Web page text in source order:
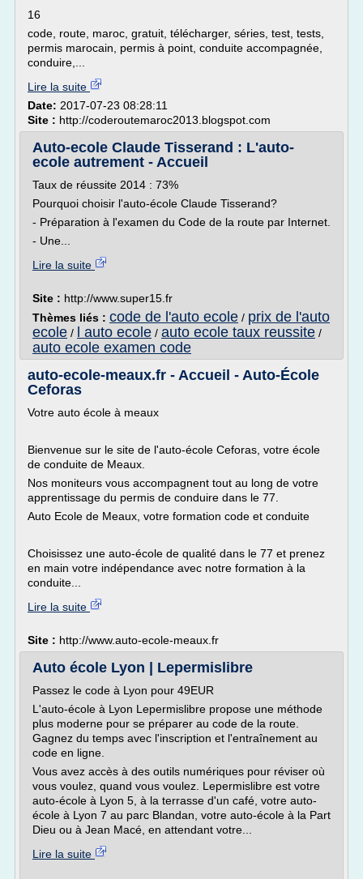
16
code, route, maroc, gratuit, télécharger, séries, test, tests,
permis marocain, permis à point, conduite accompagnée,
conduire,...
Lire la suite
Date: 2017-07-23 08:28:11
Site : http://coderoutemaroc2013.blogspot.com
Auto-ecole Claude Tisserand : L'auto-
ecole autrement - Accueil
Taux de réussite 2014 : 73%
Pourquoi choisir l'auto-école Claude Tisserand?
- Préparation à l'examen du Code de la route par Internet.
- Une...
Lire la suite
Site : http://www.super15.fr
Thèmes liés : code de l'auto ecole / prix de l'auto
ecole / l auto ecole / auto ecole taux reussite /
auto ecole examen code
auto-ecole-meaux.fr - Accueil - Auto-École
Ceforas
Votre auto école à meaux
Bienvenue sur le site de l'auto-école Ceforas, votre école
de conduite de Meaux.
Nos moniteurs vous accompagnent tout au long de votre
apprentissage du permis de conduire dans le 77.
Auto Ecole de Meaux, votre formation code et conduite
Choisissez une auto-école de qualité dans le 77 et prenez
en main votre indépendance avec notre formation à la
conduite...
Lire la suite
Site : http://www.auto-ecole-meaux.fr
Auto école Lyon | Lepermislibre
Passez le code à Lyon pour 49EUR
L'auto-école à Lyon Lepermislibre propose une méthode
plus moderne pour se préparer au code de la route.
Gagnez du temps avec l'inscription et l'entraînement au
code en ligne.
Vous avez accès à des outils numériques pour réviser où
vous voulez, quand vous voulez. Lepermislibre est votre
auto-école à Lyon 5, à la terrasse d'un café, votre auto-
école à Lyon 7 au parc Blandan, votre auto-école à la Part
Dieu ou à Jean Macé, en attendant votre...
Lire la suite